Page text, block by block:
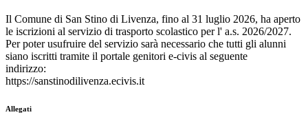
Il Comune di San Stino di Livenza, fino al 31 luglio 2026, ha aperto
le iscrizioni al servizio di trasporto scolastico per l' a.s. 2026/2027.
Per poter usufruire del servizio sarà necessario che tutti gli alunni
siano iscritti tramite il portale genitori e-civis al seguente
indirizzo:
https://sanstinodilivenza.ecivis.it
Allegati